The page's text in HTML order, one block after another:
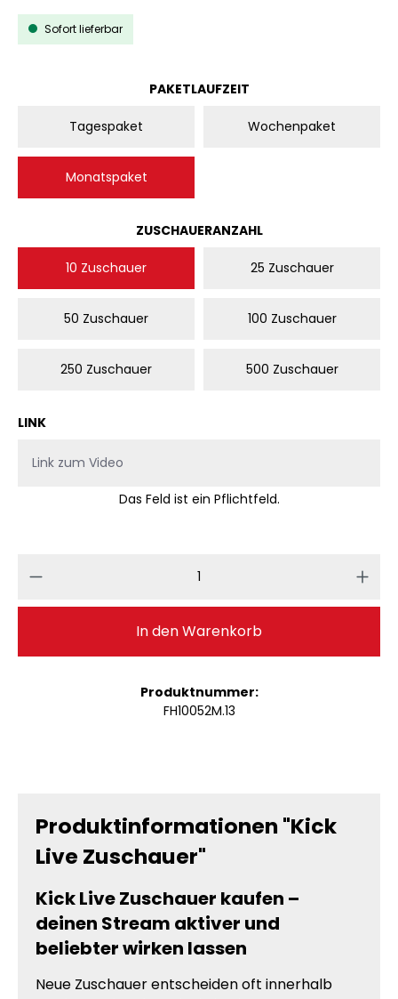
Sofort lieferbar
PAKETLAUFZEITAUSWÄHLEN
Tagespaket Wochenpaket
Monatspaket
ZUSCHAUERANZAHLAUSWÄHLEN
10 Zuschauer 25 Zuschauer
50 Zuschauer 100 Zuschauer
250 Zuschauer 500 Zuschauer
LINK
Das Feld ist ein Pflichtfeld.
Produkt Anzahl: Gib den
In den Warenkorb
Produktnummer:
FH10052M.13
Produktinformationen "Kick
Live Zuschauer"
Kick Live Zuschauer kaufen –
deinen Stream aktiver und
beliebter wirken lassen
Neue Zuschauer entscheiden oft innerhalb